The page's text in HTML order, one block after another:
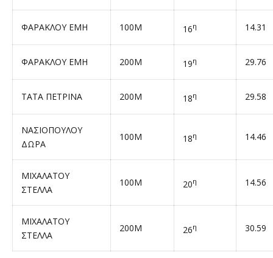
ΦΑΡΑΚΛΟΥ ΕΜΗ 100Μ 16η 14.31
ΦΑΡΑΚΛΟΥ ΕΜΗ 200Μ 19η 29.76
ΤΑΤΑ ΠΕΤΡΙΝΑ 200Μ 18η 29.58
ΝΑΣΙΟΠΟΥΛΟΥ
ΔΩΡΑ
100Μ 18η 14.46
ΜΙΧΑΛΑΤΟΥ
ΣΤΕΛΛΑ
100Μ 20η 14.56
ΜΙΧΑΛΑΤΟΥ
ΣΤΕΛΛΑ
200Μ 26η 30.59